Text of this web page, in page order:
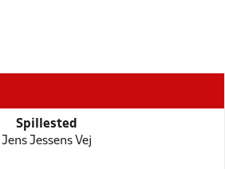
Spillested
Jens Jessens Vej